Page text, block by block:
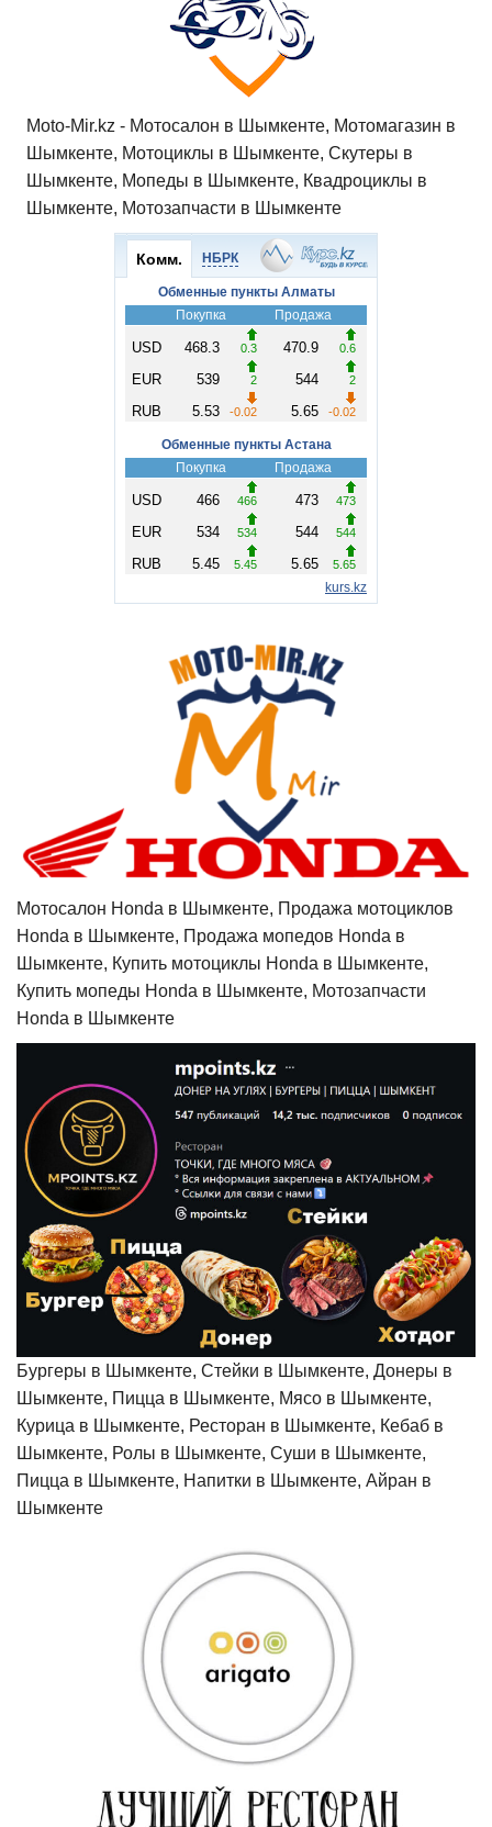
Moto-Mir.kz - Мотосалон в Шымкенте, Мотомагазин в
Шымкенте, Мотоциклы в Шымкенте, Скутеры в
Шымкенте, Мопеды в Шымкенте, Квадроциклы в
Шымкенте, Мотозапчасти в Шымкенте
Мотосалон Honda в Шымкенте, Продажа мотоциклов
Honda в Шымкенте, Продажа мопедов Honda в
Шымкенте, Купить мотоциклы Honda в Шымкенте,
Купить мопеды Honda в Шымкенте, Мотозапчасти
Honda в Шымкенте
Бургеры в Шымкенте, Стейки в Шымкенте, Донеры в
Шымкенте, Пицца в Шымкенте, Мясо в Шымкенте,
Курица в Шымкенте, Ресторан в Шымкенте, Кебаб в
Шымкенте, Ролы в Шымкенте, Суши в Шымкенте,
Пицца в Шымкенте, Напитки в Шымкенте, Айран в
Шымкенте